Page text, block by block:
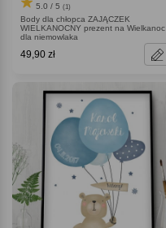
5.0 / 5 (1)
Body dla chłopca ZAJĄCZEK
WIELKANOCNY prezent na Wielkanoc
dla niemowlaka
49,90 zł